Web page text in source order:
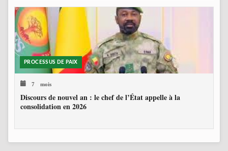
PROCESSUS DE PAIX
7 mois
Discours de nouvel an : le chef de l’État appelle à la
consolidation en 2026